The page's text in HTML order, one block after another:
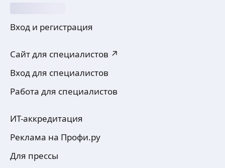
Вход и регистрация
Сайт для специалистов ↗
Вход для специалистов
Работа для специалистов
ИТ-аккредитация
Реклама на Профи.ру
Для прессы